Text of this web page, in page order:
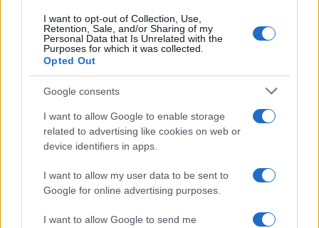
I want to opt-out of Collection, Use,
Retention, Sale, and/or Sharing of my
Personal Data that Is Unrelated with the
Purposes for which it was collected.
Opted Out
Google consents
I want to allow Google to enable storage
related to advertising like cookies on web or
device identifiers in apps.
I want to allow my user data to be sent to
Google for online advertising purposes.
I want to allow Google to send me
Nuevo giro en el caso Yéremi Vargas:
desvelan el informe forense
El ‘caso Yéremi Vargas’, el niño desaparecido en 2007…